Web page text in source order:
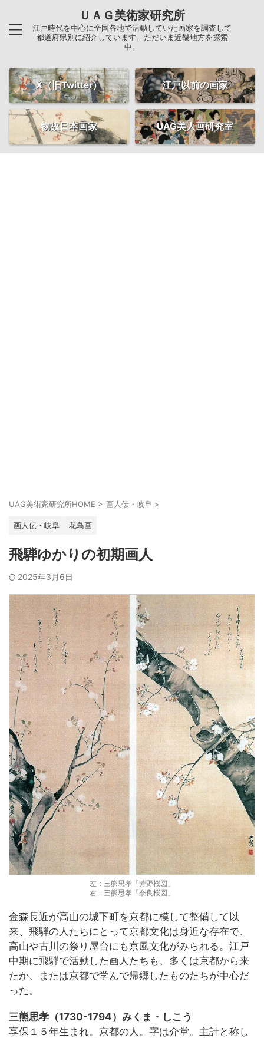
ＵＡＧ美術家研究所
江戸時代を中心に全国各地で活動していた画家を調査して
都道府県別に紹介しています。ただいま近畿地方を探索
中。
X（旧Twitter） 江戸以前の画家
物故日本画家 UAG美人画研究室
UAG美術家研究所HOME > 画人伝・岐阜 >
画人伝・岐阜 花鳥画
飛騨ゆかりの初期画人
2025年3月6日
左：三熊思孝「芳野桜図」
右：三熊思孝「奈良桜図」
金森長近が高山の城下町を京都に模して整備して以
来、飛騨の人たちにとって京都文化は身近な存在で、
高山や古川の祭り屋台にも京風文化がみられる。江戸
中期に飛騨で活動した画人たちも、多くは京都から来
たか、または京都で学んで帰郷したものたちが中心だ
った。
三熊思孝（1730-1794）みくま・しこう
享保１５年生まれ。京都の人。字は介堂。主計と称し